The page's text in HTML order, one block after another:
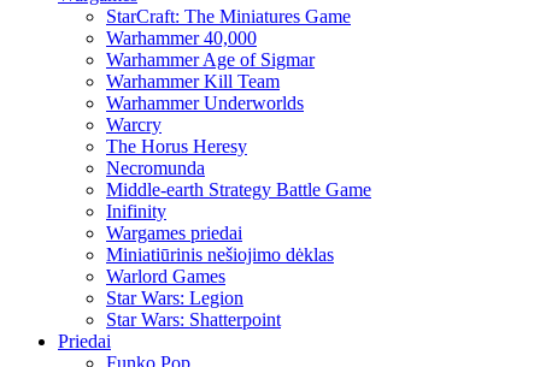
StarCraft: The Miniatures Game
Warhammer 40,000
Warhammer Age of Sigmar
Warhammer Kill Team
Warhammer Underworlds
Warcry
The Horus Heresy
Necromunda
Middle-earth Strategy Battle Game
Inifinity
Wargames priedai
Miniatiūrinis nešiojimo dėklas
Warlord Games
Star Wars: Legion
Star Wars: Shatterpoint
Priedai
Funko Pop